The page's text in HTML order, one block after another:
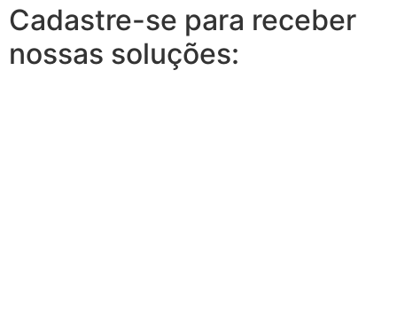
Cadastre-se para receber
nossas soluções: